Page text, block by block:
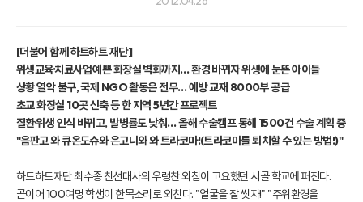
[더불어 함께 하트하트 재단]
위생교육·치료사업·예쁜 화장실 벽화까지… 환경 바뀌자 위생에 눈뜬 아이들
상황 열악 불구, 국제 NGO 활동은 전무… 예방 교재 8000부 공급
초교 화장실 10곳 신축 등 한 지역 5년간 프로젝트
질환·위생 인식 바뀌고, 발병률도 낮춰… 올해 수술캠프 통해 1500건 수술 계획 중
"음판고 와 큐온도슈와 은고니와 와 트라코마!(트라코마를 퇴치할 수 있는 방법!)"
하트하트재단 최수종 친선대사의 우렁찬 외침이 고요했던 시골 학교에 퍼진다.
곧이어 100여명 학생이 한목소리로 외친다. "얼굴을 잘 씻자!" "주위환경을